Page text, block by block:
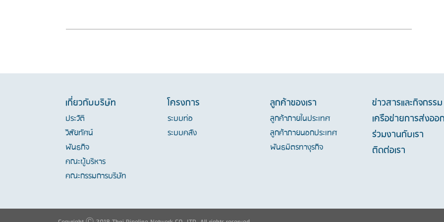
เกี่ยวกับบริษัท
ประวัติ
วิสัยทัศน์
พันธกิจ
คณะผู้บริหาร
คณะกรรมการบริษัท
โครงการ
ระบบท่อ
ระบบคลัง
ลูกค้าของเรา
ลูกค้าภายในประเทศ
ลูกค้าภายนอกประเทศ
พันธมิตรทางุรกิจ
ข่าวสารและกิจกรรม
เครือข่ายการส่งออ
ร่วมงานกับเรา
ติดต่อเรา